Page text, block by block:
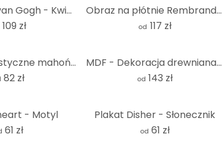
Fototapeta van Gogh - Kwiat migdałowca - Okrągła - tapeta flizelinowa/tapeta flizelinowa samoprzylep
109 zł
Obraz na płótnie Rembrandt - Straż nocna
od 117 zł
Drewno artystyczne mahoń - Słoń origami
82 zł
MDF - Dekoracja drewniana zawsze całuje mnie na dobranoc
od 143 zł
- Motyl
61 zł
Plakat Disher - Słonecznik
od 61 zł